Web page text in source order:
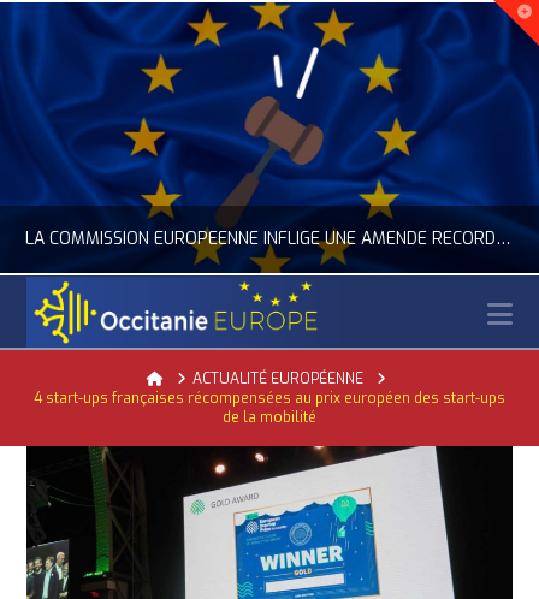
LA COMMISSION EUROPÉENNE INFLIGE UNE AMENDE RECORD À GOOGLE
ACTUALITÉ DE L'UNION EUROPÉENNE, ACTUALITÉ DE LA REPRÉSENTATION D’OCCITANIE EUROPE, ECONOMIE CIRCULAIRE, ÉNERGIE - ENVIRONNEMENT -
JUILLET 24, 2026
HomeACTUALITÉ EUROPÉENNE
4 start-ups françaises récompensées au prix européen des start-ups
de la mobilité